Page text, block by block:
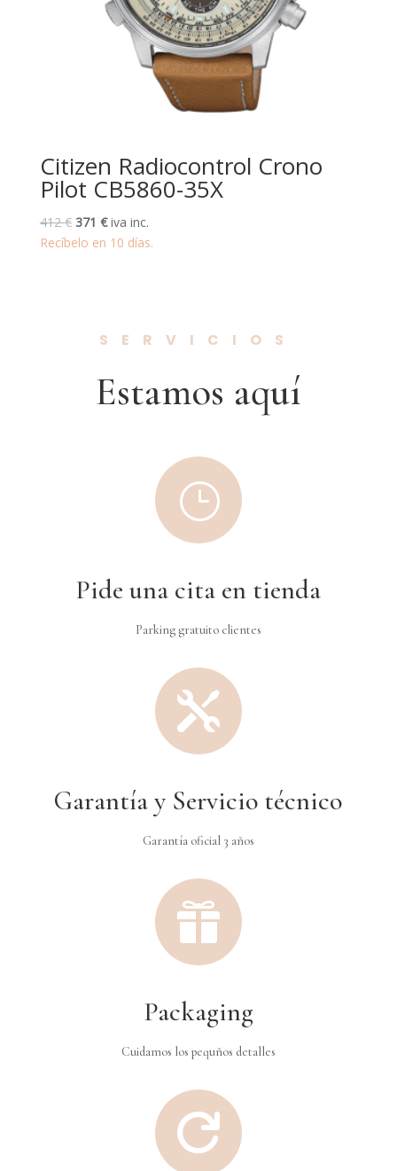
Citizen Radiocontrol Crono
Pilot CB5860-35X
412€ El
precio
371 €El
precio
iva inc.
Recíbelo en 10 días.
SERVICIOS
Estamos aquí
}
Pide una cita en tienda
Parking gratuito clientes

Garantía y Servicio técnico
Garantía oficial 3 años

Packaging
Cuidamos los pequños detalles
